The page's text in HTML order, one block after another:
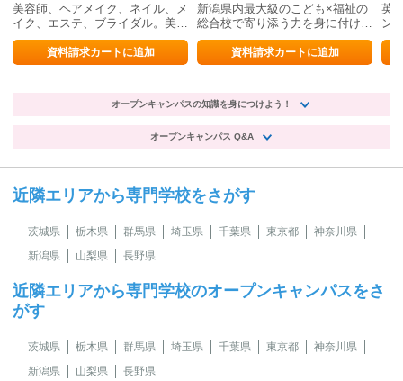
美容師、ヘアメイク、ネイル、メ
イク、エステ、ブライダル。美容
もトレンドも学び自信を持てるプ
ロになる！資料請求カートに追加
新潟県内最大級のこども×福祉の
総合校で寄り添う力を身に付け
る！
資料請求カートに追加
英
ン
学
オープンキャンパスの知識を身につけよう！
オープンキャンパス Q&A
近隣エリアから専門学校をさがす
茨城県 栃木県 群馬県 埼玉県 千葉県 東京都
神奈川県
新潟県
山梨県 長野県
近隣エリアから専門学校のオープンキャンパスをさ
がす
茨城県 栃木県 群馬県 埼玉県 千葉県 東京都
神奈川県
新潟県
山梨県 長野県